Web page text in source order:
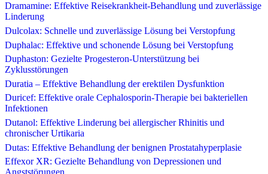
Dramamine: Effektive Reisekrankheit-Behandlung und zuverlässige
Linderung
Dulcolax: Schnelle und zuverlässige Lösung bei Verstopfung
Duphalac: Effektive und schonende Lösung bei Verstopfung
Duphaston: Gezielte Progesteron-Unterstützung bei
Zyklusstörungen
Duratia – Effektive Behandlung der erektilen Dysfunktion
Duricef: Effektive orale Cephalosporin-Therapie bei bakteriellen
Infektionen
Dutanol: Effektive Linderung bei allergischer Rhinitis und
chronischer Urtikaria
Dutas: Effektive Behandlung der benignen Prostatahyperplasie
Effexor XR: Gezielte Behandlung von Depressionen und